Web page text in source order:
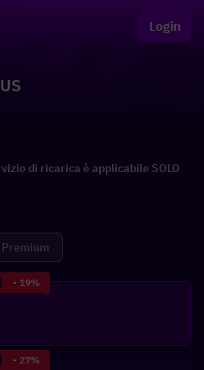
Login
di ricarica è applicabile SOLO
- 19%
- 27%